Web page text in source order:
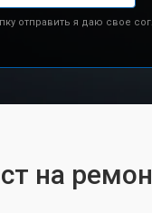
отправить я даю свое
на